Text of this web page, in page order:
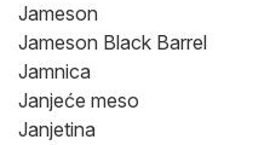
Jameson
Jameson Black Barrel
Jamnica
Janjeće meso
Janjetina